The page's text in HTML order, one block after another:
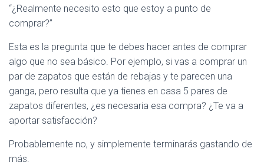
“¿Realmente necesito esto que estoy a punto de
comprar?”
Esta es la pregunta que te debes hacer antes de comprar
algo que no sea básico. Por ejemplo, si vas a comprar un
par de zapatos que están de rebajas y te parecen una
ganga, pero resulta que ya tienes en casa 5 pares de
zapatos diferentes, ¿es necesaria esa compra? ¿Te va a
aportar satisfacción?
Probablemente no, y simplemente terminarás gastando de
más.